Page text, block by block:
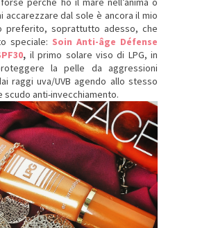
accarezzare dal sole è ancora il mio
preferito, soprattutto adesso, che
speciale: Soin Anti-âge Défense
, il primo solare viso di LPG, in
la pelle da aggressioni
raggi uva/UVB agendo allo stesso
scudo anti-invecchiamento.